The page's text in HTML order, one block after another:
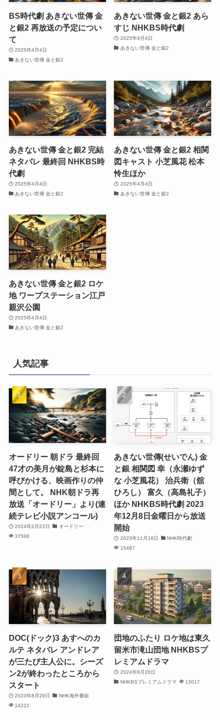
BS時代劇 あきない世傳 金
と銀2 再放送の予定につい
て
2025年4月4日
あきない世傳 金と銀2
あきない世傳 金と銀2 あら
すじ NHKBS時代劇
2025年4月4日
あきない世傳 金と銀2
あきない世傳 金と銀2 完結
ネタバレ 最終回 NHKBS時
代劇
2025年4月4日
あきない世傳 金と銀2
あきない世傳 金と銀2 相関
図キャスト 小芝風花 松本
怜生ほか
2025年4月4日
あきない世傳 金と銀2
あきない世傳 金と銀2 ロケ
地 ワープステーション江戸
親沢公園
2025年4月4日
あきない世傳 金と銀2
人気記事
オードリー 朝ドラ 最終回
47才の美月が錠島と杉本に
呼びかける、映画作りの仲
間として。 NHK朝ドラ再
放送「オードリー」より(連
続テレビ小説アンコール)
2024年2月22日
オードリー
37598
あきない世傳(せいでん) 金
と銀 相関図 幸（永瀬ゆず
な 小芝風花） 治兵衛（舘
ひろし） 富久（高島礼子）
ほか NHKBS時代劇 2023
年12月8日金曜日から放送
開始
2023年11月18日
NHK時代劇
15487
DOC(ドック)3 あすへのカ
ルテ ネタバレ アンドレア
が三たび主人公に。シーズ
ン2が終わったところから
スタート
2023年8月29日
NHK海外番組
14222
団地のふたり ロケ地は東久
留米市滝山団地 NHKBSプ
レミアムドラマ
2024年8月20日
NHKBSプレミアムドラマ
13017